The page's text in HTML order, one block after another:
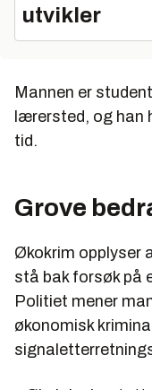
utvikler
Mannen er
lærersted, og han
tid.
Grove
Økokrim opplyser
stå bak forsøk på
Politiet mener
økonomisk